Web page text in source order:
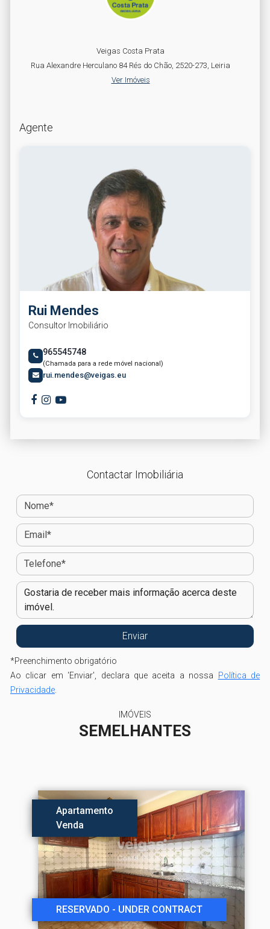
Veigas Costa Prata
Rua Alexandre Herculano 84 Rés do Chão, 2520-273, Leiria
Ver Imóveis
Agente
Rui Mendes
Consultor Imobiliário
965545748
(Chamada para a rede móvel nacional)
rui.mendes@veigas.eu
Contactar Imobiliária
*Preenchimento obrigatório
Ao clicar em 'Enviar', declara que aceita a nossa Política de
Privacidade
IMÓVEIS
SEMELHANTES
Apartamento
Venda
RESERVADO - UNDER CONTRACT